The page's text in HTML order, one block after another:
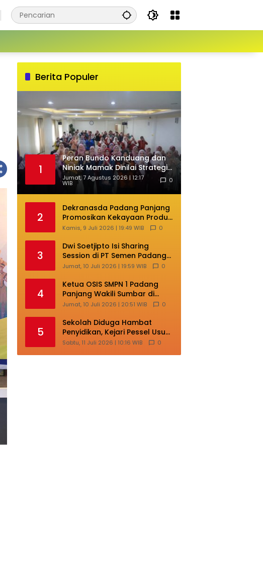
Berita Populer
1
Peran Bundo Kanduang dan
Niniak Mamak Dinilai Strategis
Cegah Perkawinan Usia Anak
Jumat, 7 Agustus 2026 | 12:17
WIB 0
2
Dekranasda Padang Panjang
Promosikan Kekayaan Produk
Lokal di Ajang Nasional
Kamis, 9 Juli 2026 | 19:49 WIB 0
3
Dwi Soetjipto Isi Sharing
Session di PT Semen Padang;
Perusahaan Dituntut Lakukan
Jumat, 10 Juli 2026 | 19:59 WIB 0
4
Ketua OSIS SMPN 1 Padang
Panjang Wakili Sumbar di
Ajang Nasional Bintang Sobat
Jumat, 10 Juli 2026 | 20:51 WIB 0
5
Sekolah Diduga Hambat
Penyidikan, Kejari Pessel Usut
Dugaan Pungli SMAN 3 Painan
Sabtu, 11 Juli 2026 | 10:16 WIB 0